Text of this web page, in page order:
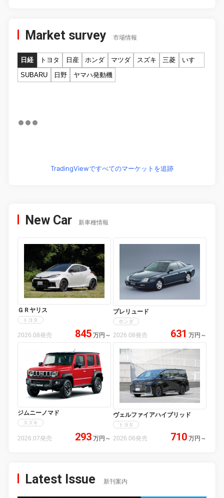
Market survey 市場情報
日経 トヨタ 日産 ホンダ マツダ スズキ 三菱
いすゞ
SUBARU
日野 ヤマハ発動機
TradingViewですべてのマーケットを追跡
New Car 新車種情報
ＧＲヤリス
トヨタ
2026.08発売 845 万円 ～
プレリュード
ホンダ
2026.08発売 631 万円 ～
ジムニーノマド
スズキ
2026.07発売 293 万円 ～
ヴェルファイアハイブリッド
トヨタ
2026.06発売 710 万円 ～
Latest Issue 新刊案内